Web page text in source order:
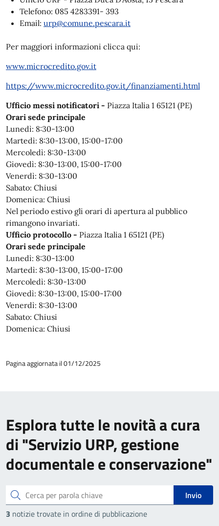
Telefono: 085 4283391- 393
Email: urp@comune.pescara.it
Per maggiori informazioni clicca qui:
www.microcredito.gov.it
https://www.microcredito.gov.it/finanziamenti.html
Ufficio messi notificatori - Piazza Italia 1 65121 (PE)
Orari sede principale
Lunedì: 8:30-13:00
Martedì: 8:30-13:00, 15:00-17:00
Mercoledì: 8:30-13:00
Giovedì: 8:30-13:00, 15:00-17:00
Venerdì: 8:30-13:00
Sabato: Chiusi
Domenica: Chiusi
Nel periodo estivo gli orari di apertura al pubblico
rimangono invariati.
Ufficio protocollo - Piazza Italia 1 65121 (PE)
Orari sede principale
Lunedì: 8:30-13:00
Martedì: 8:30-13:00, 15:00-17:00
Mercoledì: 8:30-13:00
Giovedì: 8:30-13:00, 15:00-17:00
Venerdì: 8:30-13:00
Sabato: Chiusi
Domenica: Chiusi
Pagina aggiornata il 01/12/2025
Esplora tutte le novità a cura
di "Servizio URP, gestione
documentale e conservazione"
Cerca
Invio
3 notizie trovate in ordine di pubblicazione